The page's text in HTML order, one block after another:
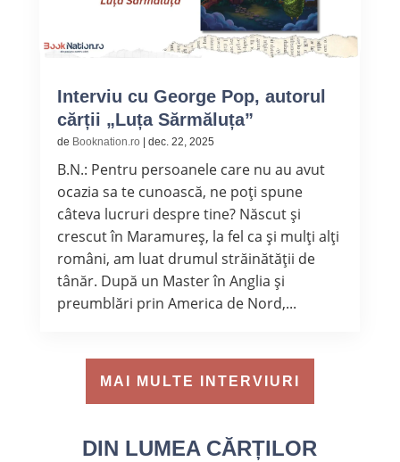
Interviu cu George Pop, autorul
cărții „Luța Sărmăluța”
de Booknation.ro dec. 22, 2025
B.N.: Pentru persoanele care nu au avut
ocazia sa te cunoască, ne poți spune
câteva lucruri despre tine? Născut și
crescut în Maramureș, la fel ca și mulți alți
români, am luat drumul străinătății de
tânăr. După un Master în Anglia și
preumblări prin America de Nord,...
MAI MULTE INTERVIURI
DIN LUMEA CĂRȚILOR